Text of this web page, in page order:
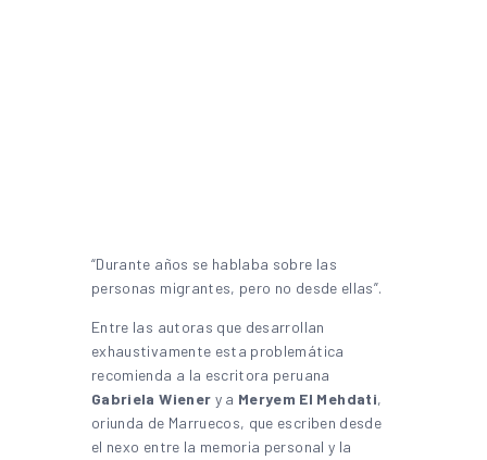
“Durante años se hablaba sobre las
personas migrantes, pero no desde ellas”.
Entre las autoras que desarrollan
exhaustivamente esta problemática
recomienda a la escritora peruana
Gabriela Wiener y a Meryem El Mehdati,
oriunda de Marruecos, que escriben desde
el nexo entre la memoria personal y la